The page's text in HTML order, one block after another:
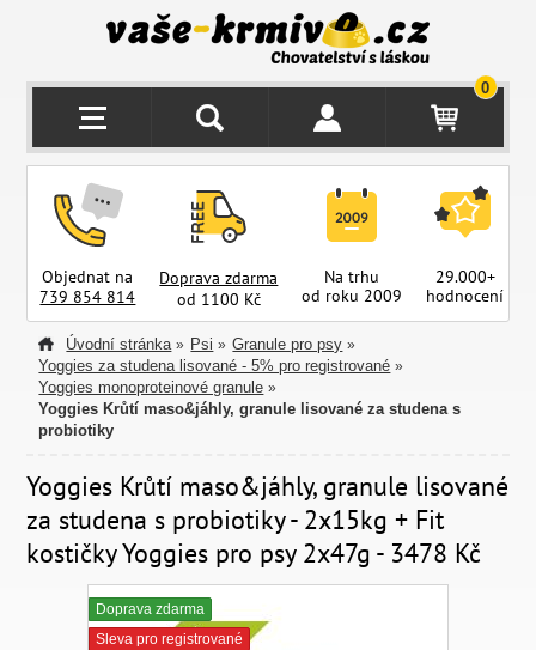
0
Objednat na
739 854 814
Doprava zdarma
od 1100 Kč
Na trhu
od roku 2009
29.000+
hodnocení
Úvodní stránka » Psi » Granule pro psy »
Yoggies za studena lisované - 5% pro registrované »
Yoggies monoproteinové granule »
Yoggies Krůtí maso&jáhly, granule lisované za studena s
probiotiky
Yoggies Krůtí maso&jáhly, granule lisované
za studena s probiotiky - 2x15kg + Fit
kostičky Yoggies pro psy 2x47g - 3478 Kč
Doprava zdarma
Sleva pro registrované